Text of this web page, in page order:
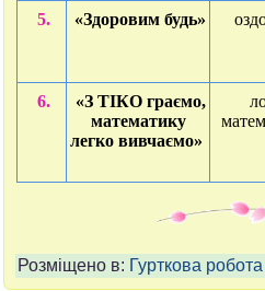
5. «Здоровим будь»
6.
«З ТІКО граємо,
математику
легко вивчаємо»
Розміщено в: Гурткова робота